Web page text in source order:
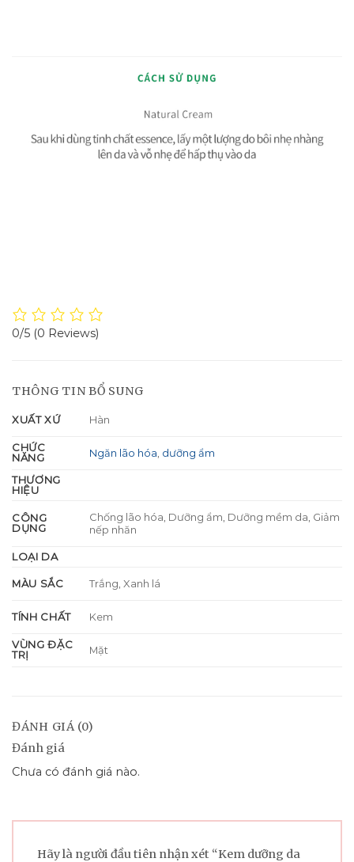
0/5 (0 Reviews)
THÔNG TIN BỔ SUNG
XUẤT XỨ Hàn
CHỨC
NĂNG
Ngăn lão hóa, dưỡng ẩm
THƯƠNG
HIỆU
CÔNG
DỤNG
Chống lão hóa, Dưỡng ẩm, Dưỡng mềm da, Giảm
nếp nhăn
LOẠI DA
MÀU SẮC Trắng, Xanh lá
TÍNH CHẤT Kem
VÙNG ĐẶC
TRỊ
Mặt
ĐÁNH GIÁ (0)
Đánh giá
Chưa có đánh giá nào.
Hãy là người đầu tiên nhận xét “Kem dưỡng da